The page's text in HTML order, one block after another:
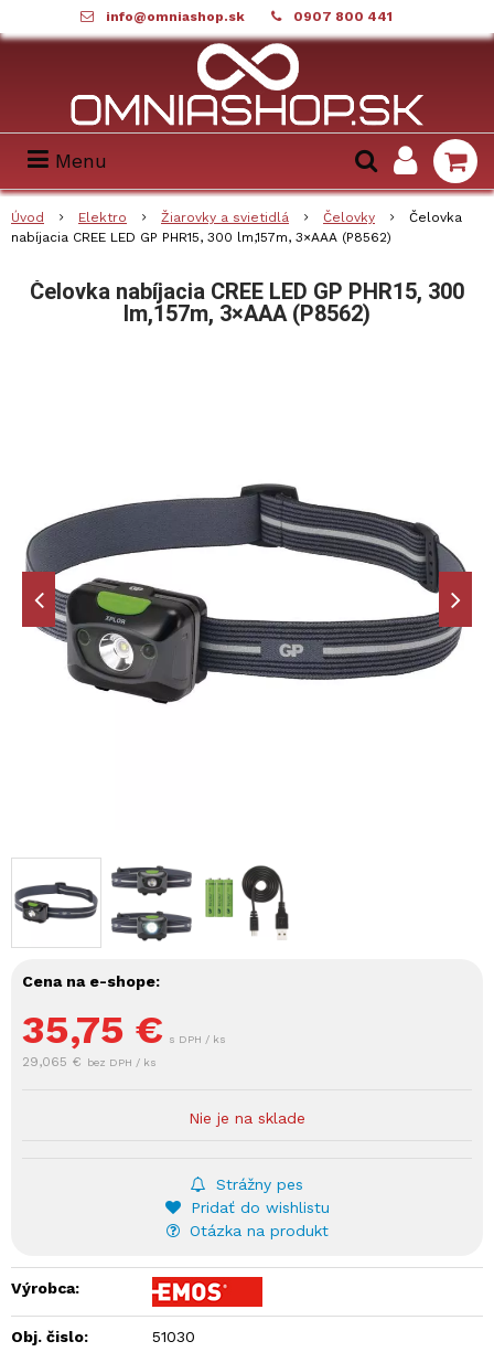
info@omniashop.sk 0907 800 441
Menu
Úvod Elektro Žiarovky a svietidlá Čelovky
Čelovka
nabíjacia CREE LED GP PHR15, 300 lm,157m, 3×AAA (P8562)
Čelovka nabíjacia CREE LED GP PHR15, 300
lm,157m, 3×AAA (P8562)
Cena na e-shope:
35,75 € s DPH / ks
29,065 € bez DPH / ks
Nie je na sklade
Strážny pes
Pridať do wishlistu
Otázka na produkt
Výrobca:
Obj. čislo: 51030